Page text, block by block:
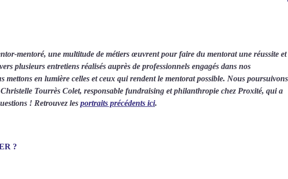
Voir toutes les actus Voir tous les
mentoré, une multitude de métiers œuvrent pour faire du mentorat une réussite et
plusieurs entretiens réalisés auprès de professionnels engagés dans nos
mettons en lumière celles et ceux qui rendent le mentorat possible. Nous poursuivons
Tourrès Colet, responsable fundraising et philanthropie chez Proxité, qui a
! Retrouvez les portraits précédents ici.
?